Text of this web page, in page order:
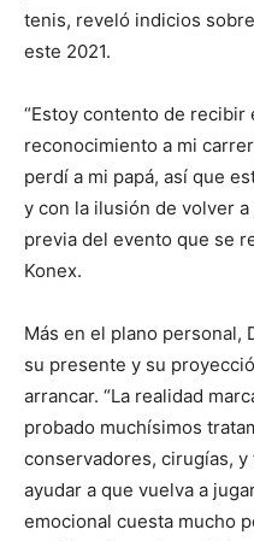
tenis, reveló indicios
este 2021.
“Estoy contento de recibir
reconocimiento a mi
perdí a mi papá, así que
y con la ilusión de volver
previa del evento que se
Konex.
Más en el plano personal,
su presente y su
arrancar. “La realidad
probado muchísimos
conservadores, cirugías,
ayudar a que vuelva a
emocional cuesta mucho